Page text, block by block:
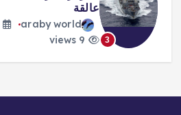
3
عالقة
araby world